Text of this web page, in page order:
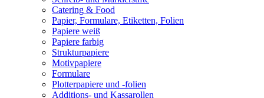
Catering & Food
Papier, Formulare, Etiketten, Folien
Papiere weiß
Papiere farbig
Strukturpapiere
Motivpapiere
Formulare
Plotterpapiere und -folien
Additions- und Kassarollen